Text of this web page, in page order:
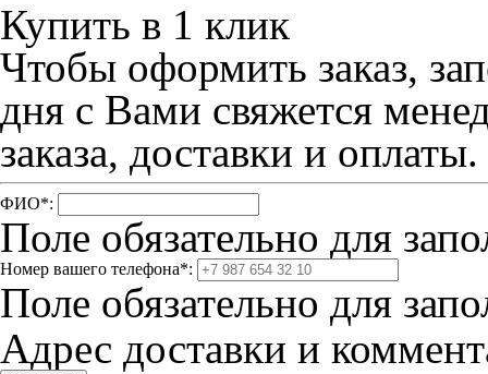
Купить в 1 клик
Чтобы оформить заказ,
дня с Вами свяжется
заказа, доставки и оплаты.
ФИО*:
Поле обязательно для
Номер вашего телефона*:
Поле обязательно для
Адрес доставки и